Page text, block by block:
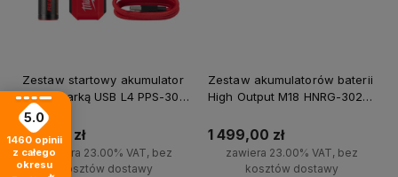
Zestaw startowy akumulator
z ładowarką USB L4 PPS-301
Milwaukee
381,00 zł
zawiera 23.00% VAT, bez
kosztów dostawy
Zestaw akumulatorów baterii
High Output M18 HNRG-302
1 499,00 zł
zawiera 23.00% VAT, bez
kosztów dostawy
5.0
1460 opinii
z całego
okresu